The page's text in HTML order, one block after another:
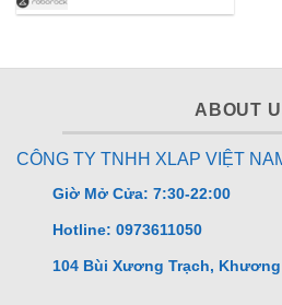
ABOUT
CÔNG TY TNHH XLAP VIỆT
Giờ Mở Cửa: 7:30-22:00
Hotline: 0973611050
104 Bùi Xương Trạch,